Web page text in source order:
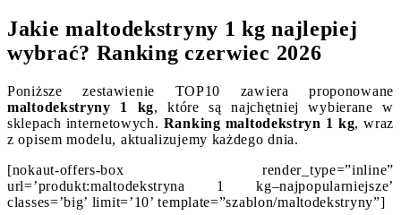
Jakie maltodekstryny 1 kg najlepiej
wybrać? Ranking czerwiec 2026
Poniższe zestawienie TOP10 zawiera proponowane
maltodekstryny 1 kg, które są najchętniej wybierane w
sklepach internetowych. Ranking maltodekstryn 1 kg, wraz
z opisem modelu, aktualizujemy każdego dnia.
[nokaut-offers-box render_type=”inline”
url=’produkt:maltodekstryna 1 kg–najpopularniejsze’
classes=’big’ limit=’10’ template=”szablon/maltodekstryny”]